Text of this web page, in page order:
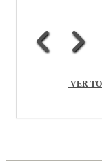
VER